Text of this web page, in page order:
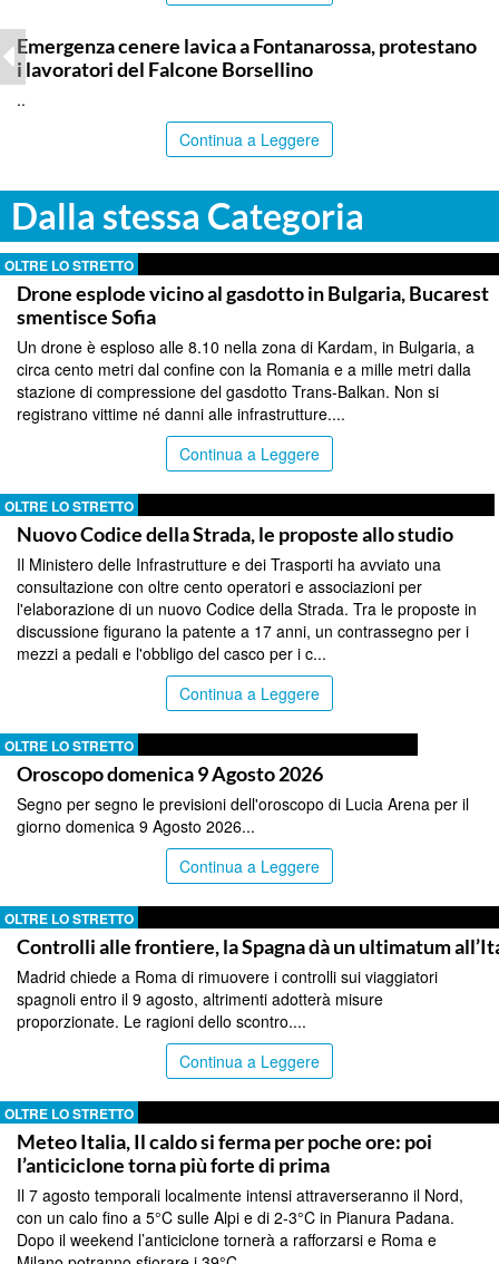
Emergenza cenere lavica a Fontanarossa, protestano
i lavoratori del Falcone Borsellino
..
Continua a Leggere
Dalla stessa Categoria
OLTRE LO STRETTO
Drone esplode vicino al gasdotto in Bulgaria, Bucarest
smentisce Sofia
Un drone è esploso alle 8.10 nella zona di Kardam, in Bulgaria, a
circa cento metri dal confine con la Romania e a mille metri dalla
stazione di compressione del gasdotto Trans-Balkan. Non si
registrano vittime né danni alle infrastrutture....
Continua a Leggere
OLTRE LO STRETTO
Nuovo Codice della Strada, le proposte allo studio
Il Ministero delle Infrastrutture e dei Trasporti ha avviato una
consultazione con oltre cento operatori e associazioni per
l'elaborazione di un nuovo Codice della Strada. Tra le proposte in
discussione figurano la patente a 17 anni, un contrassegno per i
mezzi a pedali e l'obbligo del casco per i c...
Continua a Leggere
OLTRE LO STRETTO
Oroscopo domenica 9 Agosto 2026
Segno per segno le previsioni dell'oroscopo di Lucia Arena per il
giorno domenica 9 Agosto 2026...
Continua a Leggere
OLTRE LO STRETTO
Controlli alle frontiere, la Spagna dà un ultimatum
Madrid chiede a Roma di rimuovere i controlli sui viaggiatori
spagnoli entro il 9 agosto, altrimenti adotterà misure
proporzionate. Le ragioni dello scontro....
Continua a Leggere
OLTRE LO STRETTO
Meteo Italia, Il caldo si ferma per poche ore: poi
l’anticiclone torna più forte di prima
Il 7 agosto temporali localmente intensi attraverseranno il Nord,
con un calo fino a 5°C sulle Alpi e di 2-3°C in Pianura Padana.
Dopo il weekend l’anticiclone tornerà a rafforzarsi e Roma e